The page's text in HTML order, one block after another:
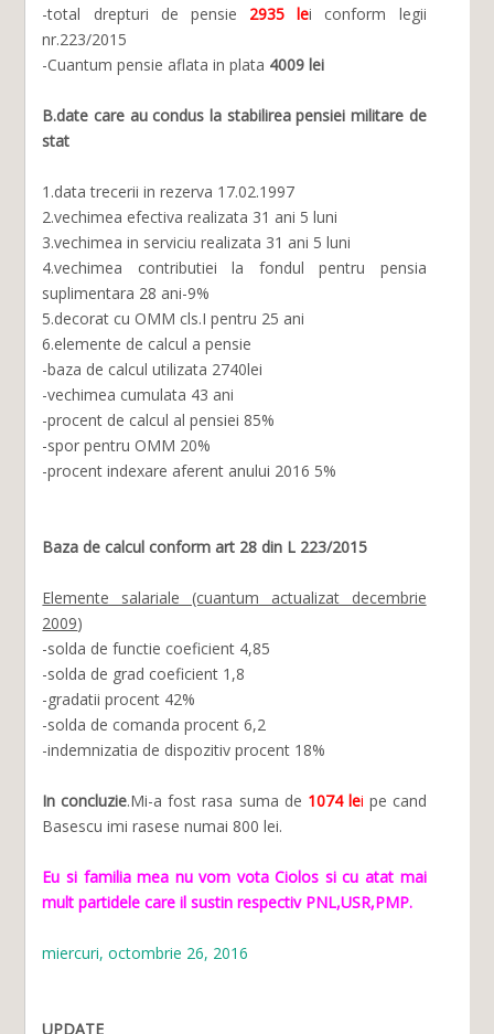
-total drepturi de pensie 2935 lei conform legii
nr.223/2015
-Cuantum pensie aflata in plata 4009 lei
B.date care au condus la stabilirea pensiei militare de
stat
1.data trecerii in rezerva 17.02.1997
2.vechimea efectiva realizata 31 ani 5 luni
3.vechimea in serviciu realizata 31 ani 5 luni
4.vechimea contributiei la fondul pentru pensia
suplimentara 28 ani-9%
5.decorat cu OMM cls.I pentru 25 ani
6.elemente de calcul a pensie
-baza de calcul utilizata 2740lei
-vechimea cumulata 43 ani
-procent de calcul al pensiei 85%
-spor pentru OMM 20%
-procent indexare aferent anului 2016 5%
Baza de calcul conform art 28 din L 223/2015
Elemente salariale (cuantum actualizat decembrie
2009)
-solda de functie coeficient 4,85
-solda de grad coeficient 1,8
-gradatii procent 42%
-solda de comanda procent 6,2
-indemnizatia de dispozitiv procent 18%
In concluzie.Mi-a fost rasa suma de 1074 lei pe cand
Basescu imi rasese numai 800 lei.
Eu si familia mea nu vom vota Ciolos si cu atat mai
mult partidele care il sustin respectiv PNL,USR,PMP.
miercuri, octombrie 26, 2016
UPDATE